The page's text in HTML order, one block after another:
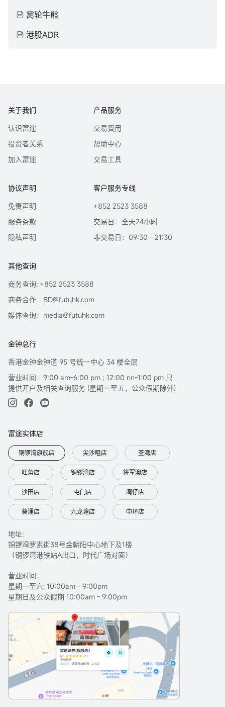
窝轮牛熊
港股ADR
关于我们
认识富途
投资者关系
加入富途
产品服务
交易費用
帮助中心
交易工具
协议声明
免责声明
服务条款
隐私声明
客户服务专线
+852 2523 3588
交易日：全天24小时
非交易日：09:30 - 21:30
其他查询
商务查询: +852 2523 3588
商务合作：BD@futuhk.com
媒体查询：media@futuhk.com
金钟总行
香港金钟金钟道 95 号统一中心 34 楼全层
营业时间：9:00 am-6:00 pm ; 12:00 nn-1:00 pm 只
提供开户及相关查询服务 (星期一至五，公众假期除外)
富途实体店
铜锣湾旗舰店 尖沙咀店 荃湾店
旺角店 铜锣湾店 将军澳店
沙田店 屯门店 湾仔店
葵涌店 九龙塘店 中环店
地址：
铜锣湾罗素街38号金朝阳中心地下及1楼
（铜锣湾港铁站A出口，时代广场对面）
营业时间：
星期一至六: 10:00am - 9:00pm
星期日及公众假期 10:00am - 9:00pm